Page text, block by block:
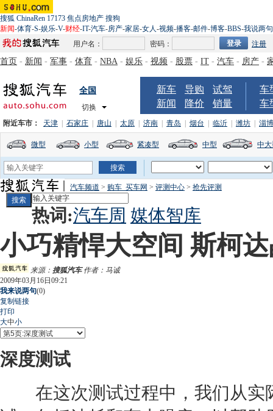
搜狐 ChinaRen 17173 焦点房地产 搜狗
新闻-体育-S-娱乐-V-财经-IT-汽车-房产-家居-女人-视频-播客-邮件-博客-BBS-我说两句
用户名：
密码： 注册
首页 - 新闻 - 军事 - 体育 - NBA - 娱乐 - 视频 - 股票 - IT - 汽车 - 房产 -
全国
切换
新车 导购
试驾
新闻
降价 销量
车
车
附近车市： 天津 石家庄 唐山 太原 济南 青岛 烟台 临沂 潍坊 淄博
微型 小型 紧凑型 中型 中
汽车频道 > 购车_买车网 > 评测中心 > 抢先评测
热词:汽车周 媒体智库
小巧精悍大空间 斯柯
来源： 搜狐汽车作者：马诚
2009年03月16日09:21
我来说两句(0)
复制链接
打印
大中小
深度测试
在这次测试过程中，我们从实